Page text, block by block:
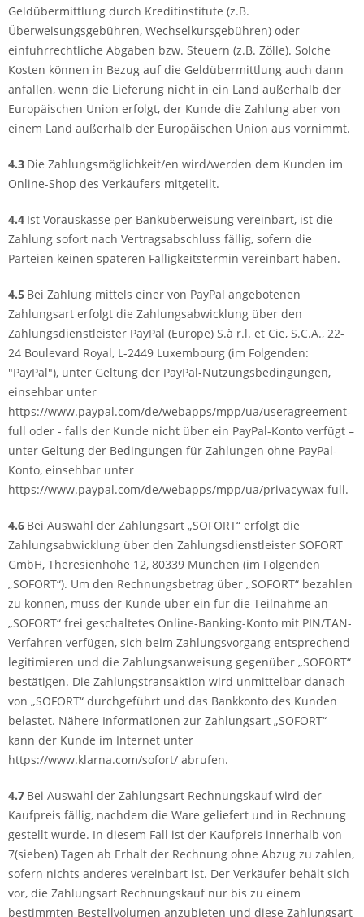
Geldübermittlung durch Kreditinstitute (z.B.
Überweisungsgebühren, Wechselkursgebühren) oder
einfuhrrechtliche Abgaben bzw. Steuern (z.B. Zölle). Solche
Kosten können in Bezug auf die Geldübermittlung auch dann
anfallen, wenn die Lieferung nicht in ein Land außerhalb der
Europäischen Union erfolgt, der Kunde die Zahlung aber von
einem Land außerhalb der Europäischen Union aus vornimmt.
4.3 Die Zahlungsmöglichkeit/en wird/werden dem Kunden im
Online-Shop des Verkäufers mitgeteilt.
4.4 Ist Vorauskasse per Banküberweisung vereinbart, ist die
Zahlung sofort nach Vertragsabschluss fällig, sofern die
Parteien keinen späteren Fälligkeitstermin vereinbart haben.
4.5 Bei Zahlung mittels einer von PayPal angebotenen
Zahlungsart erfolgt die Zahlungsabwicklung über den
Zahlungsdienstleister PayPal (Europe) S.à r.l. et Cie, S.C.A., 22-
24 Boulevard Royal, L-2449 Luxembourg (im Folgenden:
"PayPal"), unter Geltung der PayPal-Nutzungsbedingungen,
einsehbar unter
https://www.paypal.com/de/webapps/mpp/ua/useragreement-
full oder - falls der Kunde nicht über ein PayPal-Konto verfügt –
unter Geltung der Bedingungen für Zahlungen ohne PayPal-
Konto, einsehbar unter
https://www.paypal.com/de/webapps/mpp/ua/privacywax-full.
4.6 Bei Auswahl der Zahlungsart „SOFORT“ erfolgt die
Zahlungsabwicklung über den Zahlungsdienstleister SOFORT
GmbH, Theresienhöhe 12, 80339 München (im Folgenden
„SOFORT“). Um den Rechnungsbetrag über „SOFORT“ bezahlen
zu können, muss der Kunde über ein für die Teilnahme an
„SOFORT“ frei geschaltetes Online-Banking-Konto mit PIN/TAN-
Verfahren verfügen, sich beim Zahlungsvorgang entsprechend
legitimieren und die Zahlungsanweisung gegenüber „SOFORT“
bestätigen. Die Zahlungstransaktion wird unmittelbar danach
von „SOFORT“ durchgeführt und das Bankkonto des Kunden
belastet. Nähere Informationen zur Zahlungsart „SOFORT“
kann der Kunde im Internet unter
https://www.klarna.com/sofort/ abrufen.
4.7 Bei Auswahl der Zahlungsart Rechnungskauf wird der
Kaufpreis fällig, nachdem die Ware geliefert und in Rechnung
gestellt wurde. In diesem Fall ist der Kaufpreis innerhalb von
7(sieben) Tagen ab Erhalt der Rechnung ohne Abzug zu zahlen,
sofern nichts anderes vereinbart ist. Der Verkäufer behält sich
vor, die Zahlungsart Rechnungskauf nur bis zu einem
bestimmten Bestellvolumen anzubieten und diese Zahlungsart